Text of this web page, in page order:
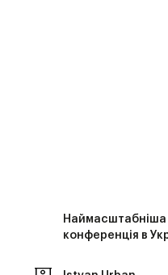
Наймасштабніша
конференція в